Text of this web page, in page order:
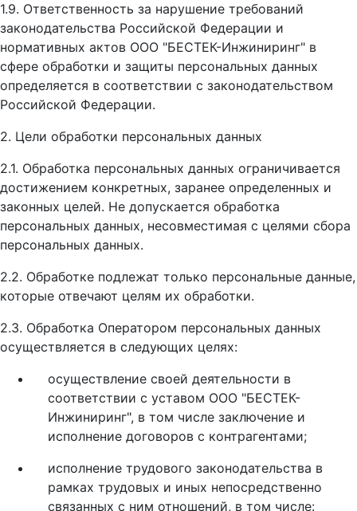
1.9. Ответственность за нарушение требований
законодательства Российской Федерации и
нормативных актов ООО "БЕСТЕК-Инжиниринг" в
сфере обработки и защиты персональных данных
определяется в соответствии с законодательством
Российской Федерации.
2. Цели обработки персональных данных
2.1. Обработка персональных данных ограничивается
достижением конкретных, заранее определенных и
законных целей. Не допускается обработка
персональных данных, несовместимая с целями сбора
персональных данных.
2.2. Обработке подлежат только персональные данные,
которые отвечают целям их обработки.
2.3. Обработка Оператором персональных данных
осуществляется в следующих целях:
осуществление своей деятельности в
соответствии с уставом ООО "БЕСТЕК-
Инжиниринг", в том числе заключение и
исполнение договоров с контрагентами;
исполнение трудового законодательства в
рамках трудовых и иных непосредственно
связанных с ним отношений, в том числе: